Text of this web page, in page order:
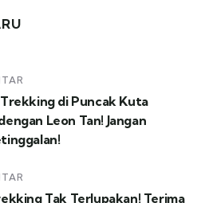
di Puncak Kuta
Leon Tan! Jangan
Tak Terlupakan! Terima